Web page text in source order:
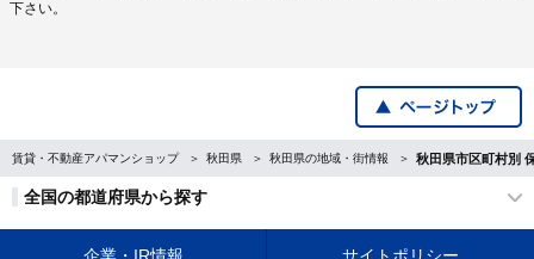
下さい。
賃貸・不動産アパマンショップ 秋田県 秋田県の地域・街情報 秋田県市区町村別
全国の都道府県から探す